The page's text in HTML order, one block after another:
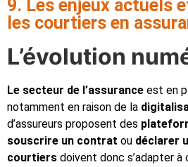
9. Les enjeux actuels
les courtiers en
L’évolution
Le secteur de l’assurance est en
notamment en raison de la
d’assureurs proposent des
souscrire un contrat ou déclarer
courtiers doivent donc s’adapter à